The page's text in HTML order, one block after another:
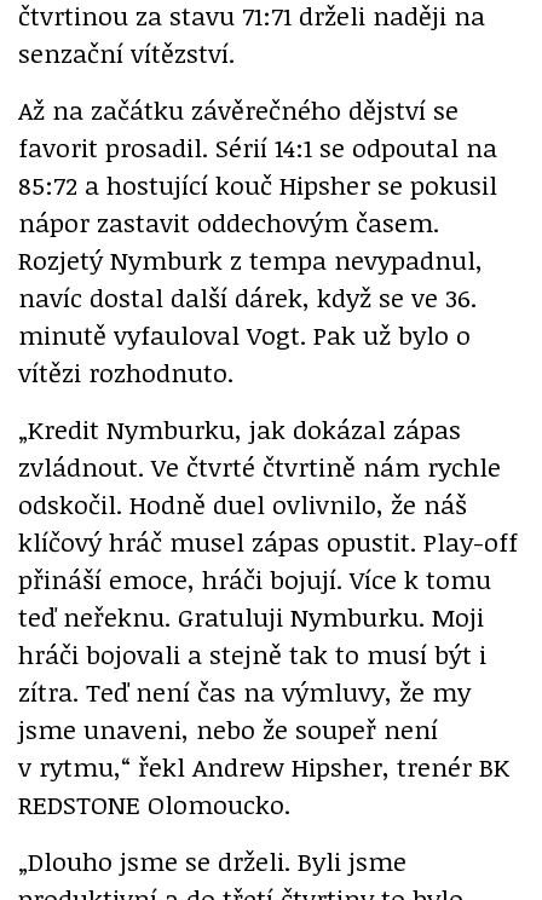
čtvrtinou za stavu 71:71 drželi naději na
senzační vítězství.
Až na začátku závěrečného dějství se
favorit prosadil. Sérií 14:1 se odpoutal na
85:72 a hostující kouč Hipsher se pokusil
nápor zastavit oddechovým časem.
Rozjetý Nymburk z tempa nevypadnul,
navíc dostal další dárek, když se ve 36.
minutě vyfauloval Vogt. Pak už bylo o
vítězi rozhodnuto.
„Kredit Nymburku, jak dokázal zápas
zvládnout. Ve čtvrté čtvrtině nám rychle
odskočil. Hodně duel ovlivnilo, že náš
klíčový hráč musel zápas opustit. Play-off
přináší emoce, hráči bojují. Více k tomu
teď neřeknu. Gratuluji Nymburku. Moji
hráči bojovali a stejně tak to musí být i
zítra. Teď není čas na výmluvy, že my
jsme unaveni, nebo že soupeř není
v rytmu,“ řekl Andrew Hipsher, trenér BK
REDSTONE Olomoucko.
„Dlouho jsme se drželi. Byli jsme